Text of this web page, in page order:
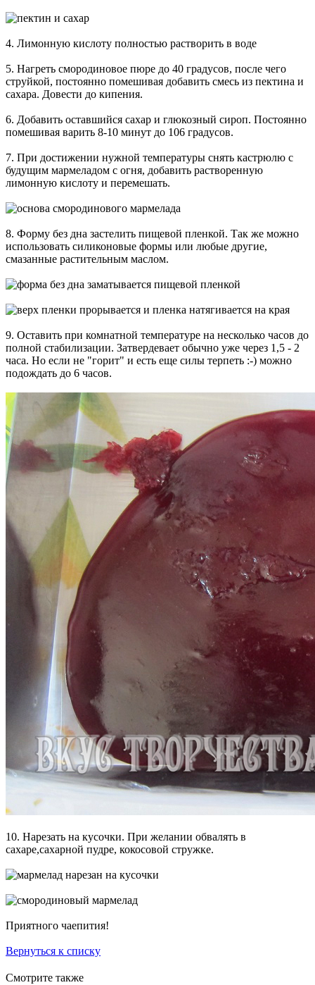
4. Лимонную кислоту полностью растворить в воде
5. Нагреть смородиновое пюре до 40 градусов, после чего
струйкой, постоянно помешивая добавить смесь из пектина и
сахара. Довести до кипения.
6. Добавить оставшийся сахар и глюкозный сироп. Постоянно
помешивая варить 8-10 минут до 106 градусов.
7. При достижении нужной температуры снять кастрюлю с
будущим мармеладом с огня, добавить растворенную
лимонную кислоту и перемешать.
8. Форму без дна застелить пищевой пленкой. Так же можно
использовать силиконовые формы или любые другие,
смазанные растительным маслом.
9. Оставить при комнатной температуре на несколько часов до
полной стабилизации. Затвердевает обычно уже через 1,5 - 2
часа. Но если не "горит" и есть еще силы терпеть :-) можно
подождать до 6 часов.
10. Нарезать на кусочки. При желании обвалять в
сахаре,сахарной пудре, кокосовой стружке.
Приятного чаепития!
Вернуться к списку
Смотрите также